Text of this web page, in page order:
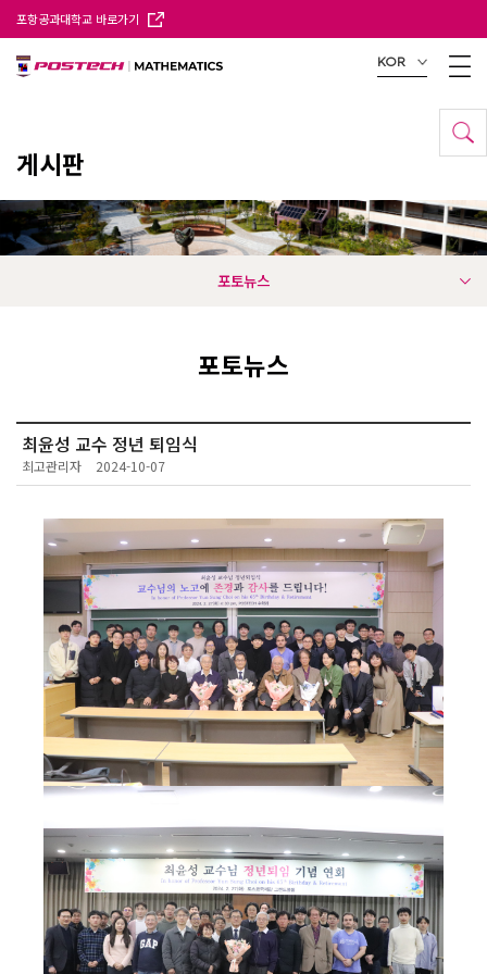
포항공과대학교 바로가기
KOR
게시판
포토뉴스
포토뉴스
최윤성 교수 정년 퇴임식
최고관리자 2024-10-07